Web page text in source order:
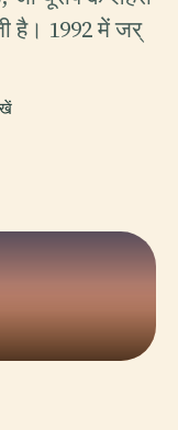
है। 1992 में जर्